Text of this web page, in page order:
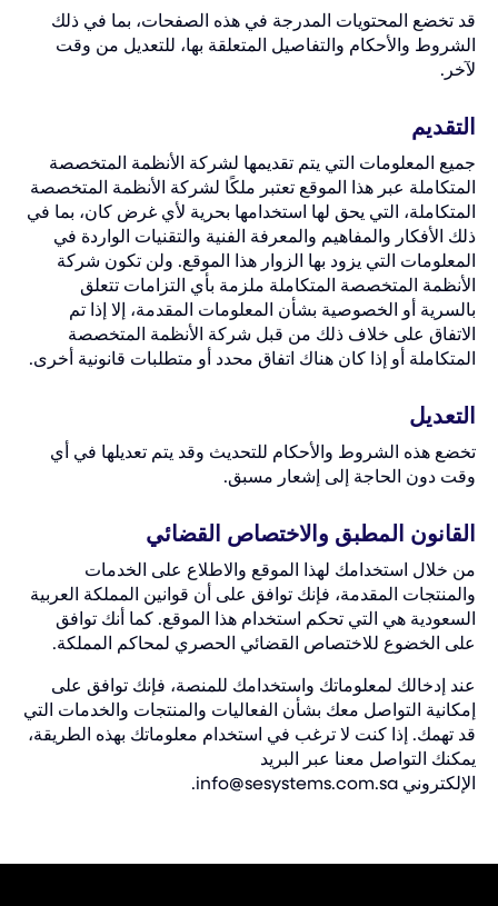
قد تخضع المحتويات المدرجة في هذه الصفحات، بما في ذلك
الشروط والأحكام والتفاصيل المتعلقة بها، للتعديل من وقت
لآخر.
التقديم
جميع المعلومات التي يتم تقديمها لشركة الأنظمة المتخصصة
المتكاملة عبر هذا الموقع تعتبر ملكًا لشركة الأنظمة المتخصصة
المتكاملة، التي يحق لها استخدامها بحرية لأي غرض كان، بما في
ذلك الأفكار والمفاهيم والمعرفة الفنية والتقنيات الواردة في
المعلومات التي يزود بها الزوار هذا الموقع. ولن تكون شركة
الأنظمة المتخصصة المتكاملة ملزمة بأي التزامات تتعلق
بالسرية أو الخصوصية بشأن المعلومات المقدمة، إلا إذا تم
الاتفاق على خلاف ذلك من قبل شركة الأنظمة المتخصصة
المتكاملة أو إذا كان هناك اتفاق محدد أو متطلبات قانونية أخرى.
التعديل
تخضع هذه الشروط والأحكام للتحديث وقد يتم تعديلها في أي
وقت دون الحاجة إلى إشعار مسبق.
القانون المطبق والاختصاص القضائي
من خلال استخدامك لهذا الموقع والاطلاع على الخدمات
والمنتجات المقدمة، فإنك توافق على أن قوانين المملكة العربية
السعودية هي التي تحكم استخدام هذا الموقع. كما أنك توافق
على الخضوع للاختصاص القضائي الحصري لمحاكم المملكة.
عند إدخالك لمعلوماتك واستخدامك للمنصة، فإنك توافق على
إمكانية التواصل معك بشأن الفعاليات والمنتجات والخدمات التي
قد تهمك. إذا كنت لا ترغب في استخدام معلوماتك بهذه الطريقة،
يمكنك التواصل معنا عبر البريد
الإلكتروني info@sesystems.com.sa
.